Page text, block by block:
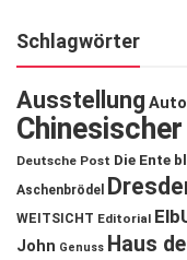
Schlagwörter
Ausstellung
Deutsche Post Die Ente
Aschenbrödel
WEITSICHT Editorial
John Genuss Haus